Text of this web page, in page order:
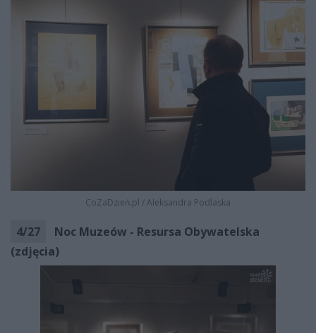
CoZaDzień.pl /Aleksandra Podlaska
4/27
Noc Muzeów - Resursa Obywatelska
(zdjęcia)